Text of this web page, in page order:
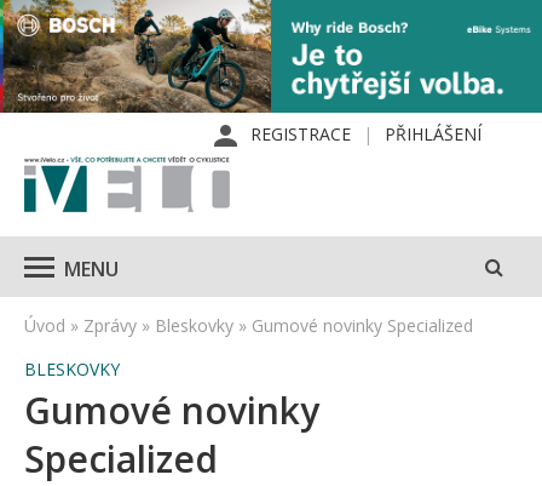
REGISTRACE PŘIHLÁŠENÍ
MENU
Úvod » Zprávy » Bleskovky » Gumové novinky Specialized
BLESKOVKY
Gumové novinky
Specialized